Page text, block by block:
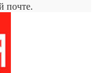
почте.